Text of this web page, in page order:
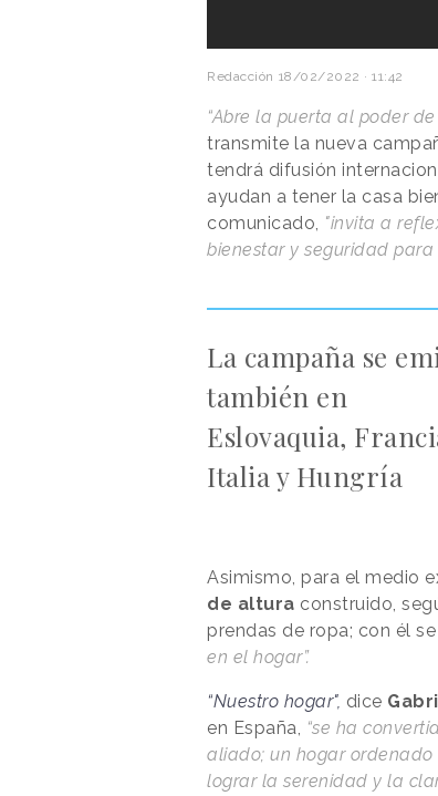
Redacción 18/02/2022 · 11:42
“Abre la puerta al poder
transmite la nueva
tendrá difusión
ayudan a tener la casa
comunicado, "invita a
bienestar y seguridad
La campaña se
también en
Eslovaquia,
Italia y Hungría
Asimismo, para el medio
de altura construido,
prendas de ropa; con él
en el hogar”.
“Nuestro hogar", dice
en España, “se ha
aliado; un hogar ordenado
lograr la serenidad y la